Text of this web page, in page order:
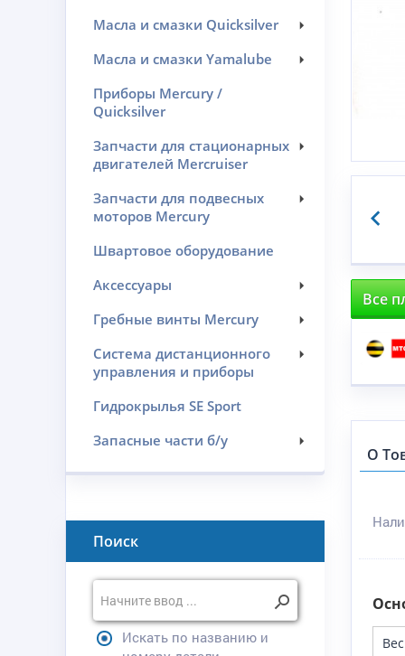
Масла и смазки Quicksilver
Масла и смазки Yamalube
Приборы Mercury /
Quicksilver
Запчасти для стационарных
двигателей Mercruiser
Запчасти для подвесных
моторов Mercury
Швартовое оборудование
Аксессуары
Гребные винты Mercury
Система дистанционного
управления и приборы
Гидрокрылья SE Sport
Запасные части б/у
Поиск
Искать по названию и
Все
О
Вес